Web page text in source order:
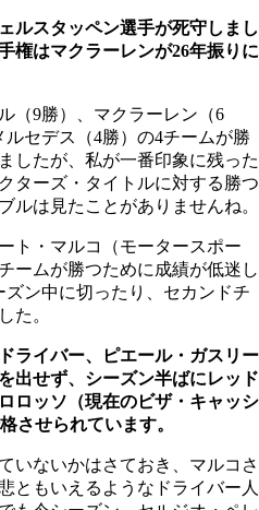
スタッペン選手が死守しまし
権はマクラーレンが26年振りに
9勝）、マクラーレン（6
セデス（4勝）の4チームが勝
したが、私が一番印象に残った
ターズ・タイトルに対する勝つ
ルは見たことがありませんね。
ト・マルコ（モータースポー
ームが勝つために成績が低迷し
ン中に切ったり、セカンドチ
た。
イバー、ピエール・ガスリー
出せず、シーズン半ばにレッド
ロッソ（現在のビザ・キャッシ
させられています。
ないかはさておき、マルコさ
ともいえるようなドライバー人